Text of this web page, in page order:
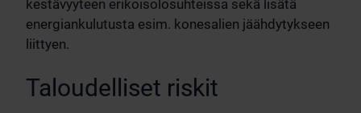
kestävyyteen erikoisolosuhteissa sekä lisätä
energiankulutusta esim. konesalien jäähdytykseen
liittyen.
Taloudelliset riskit